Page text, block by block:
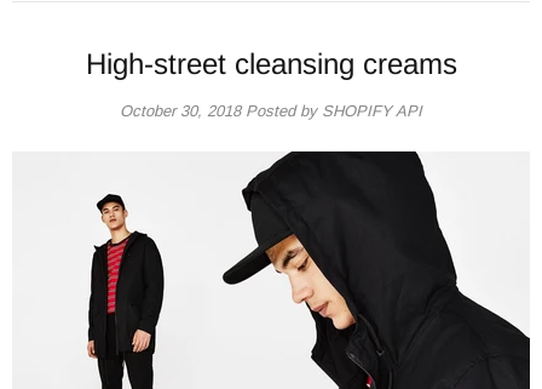
High-street cleansing creams
October 30, 2018Posted by SHOPIFY API